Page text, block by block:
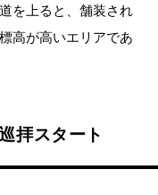
を上ると、舗装され
高が高いエリアであ
拝スタート